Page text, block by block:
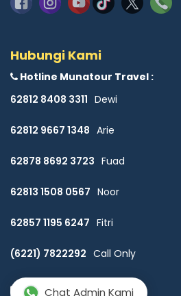
Hubungi Kami
Hotline Munatour Travel :
62812 8408 3311 Dewi
62812 9667 1348 Arie
62878 8692 3723 Fuad
62813 1508 0567 Noor
62857 1195 6247 Fitri
(6221) 7822292 Call Only
Email :Chat Admin Kami